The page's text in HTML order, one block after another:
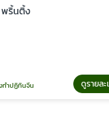
ดูรายละเอียด